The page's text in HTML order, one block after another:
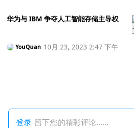
华为与 IBM 争夺人工智能存储主导权
YouQuan 10月 23, 2023 2:47 下午
登录 留下您的精彩评论……